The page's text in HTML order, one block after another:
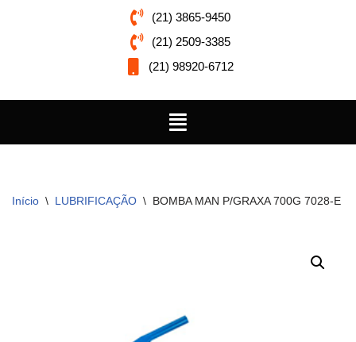
(21) 3865-9450
(21) 2509-3385
(21) 98920-6712
Início \ LUBRIFICAÇÃO \ BOMBA MAN P/GRAXA 700G 7028-E